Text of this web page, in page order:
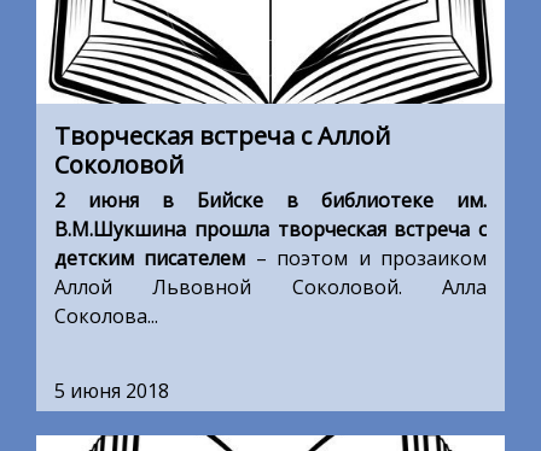
Творческая встреча с Аллой
Соколовой
2 июня в Бийске в библиотеке им.
В.М.Шукшина прошла творческая встреча с
детским писателем – поэтом и прозаиком
Аллой Львовной Соколовой. Алла
Соколова...
5 июня 2018